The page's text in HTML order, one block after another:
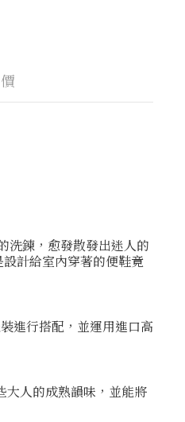
洗鍊，愈發散發出迷人的
計給室內穿著的便鞋竟
進行搭配，並運用進口高
人的成熟韻味，並能將